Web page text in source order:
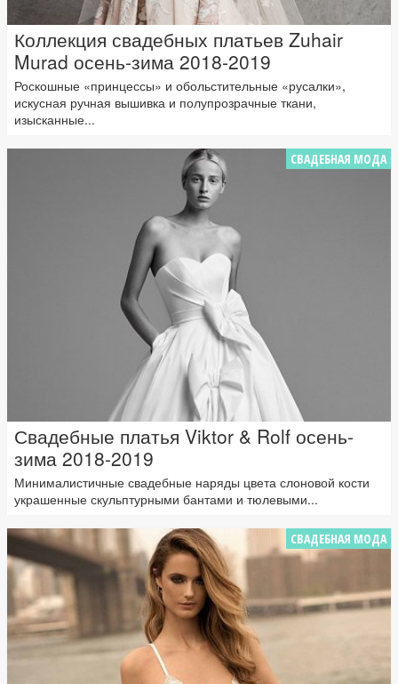
Коллекция свадебных платьев Zuhair
Murad осень-зима 2018-2019
Роскошные «принцессы» и обольстительные «русалки»,
искусная ручная вышивка и полупрозрачные ткани,
изысканные...
СВАДЕБНАЯ МОДА
Свадебные платья Viktor & Rolf осень-
зима 2018-2019
Минималистичные свадебные наряды цвета слоновой кости
украшенные скульптурными бантами и тюлевыми...
СВАДЕБНАЯ МОДА